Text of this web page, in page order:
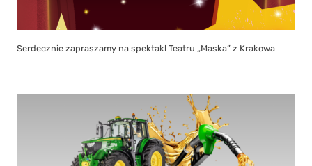
Serdecznie zapraszamy na spektakl Teatru „Maska” z Krakowa